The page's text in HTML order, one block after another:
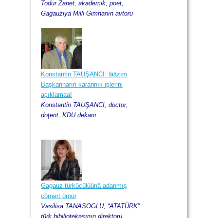
Todur Zanet, akademik, poet,
Gagauziya Milli Gimnanın avtoru
Konstantin TAUŞANCI: lääzım
Başkannarın karannık işlerini
açıklamaa!
Konstantin TAUŞANCI, doctor,
doţent, KDU dekanı
Gagauz türkücülüünä adanmış
cömert ömür
Vasilisa TANASOGLU, “ATATÜRK”
türk bibiliotekasının direktoru